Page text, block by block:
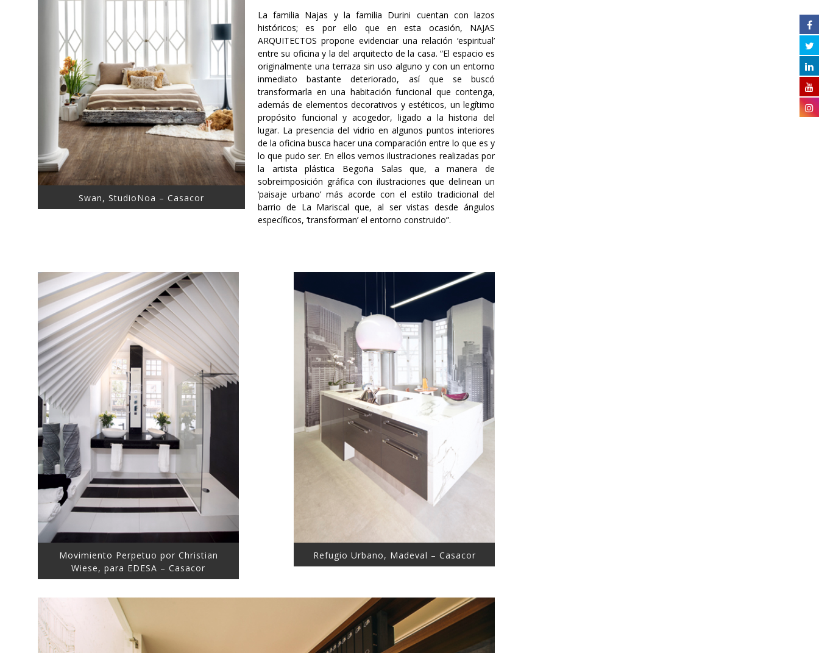
Swan, StudioNoa – Casacor
La familia Najas y la familia Durini cuentan con lazos
históricos; es por ello que en esta ocasión, NAJAS
ARQUITECTOS propone evidenciar una relación ‘espiritual’
entre su oficina y la del arquitecto de la casa. “El espacio es
originalmente una terraza sin uso alguno y con un entorno
inmediato bastante deteriorado, así que se buscó
transformarla en una habitación funcional que contenga,
además de elementos decorativos y estéticos, un legítimo
propósito funcional y acogedor, ligado a la historia del
lugar. La presencia del vidrio en algunos puntos interiores
de la oficina busca hacer una comparación entre lo que es y
lo que pudo ser. En ellos vemos ilustraciones realizadas por
la artista plástica Begoña Salas que, a manera de
sobreimposición gráfica con ilustraciones que delinean un
‘paisaje urbano’ más acorde con el estilo tradicional del
barrio de La Mariscal que, al ser vistas desde ángulos
específicos, ‘transforman’ el entorno construido”.
Movimiento Perpetuo por Christian
Wiese, para EDESA – Casacor
Refugio Urbano, Madeval – Casacor